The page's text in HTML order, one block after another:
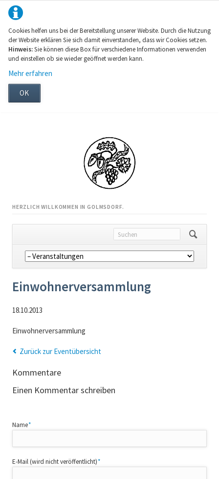
Cookies helfen uns bei der Bereitstellung unserer Website. Durch die Nutzung
der Website erklären Sie sich damit einverstanden, dass wir Cookies setzen.
Hinweis:Sie können diese Box für verschiedene Informationen verwenden
und einstellen ob sie wieder geöffnet werden kann.
Mehr erfahren
OK
HERZLICH WILLKOMMEN IN GOLMSDORF.
Navigation
überspringen
Einwohnerversammlung
18.10.2013
Einwohnerversammlung
Zurück zur Eventübersicht
Kommentare
Einen Kommentar schreiben
Pflichtfeld
Name*
Pflichtfeld
E-Mail (wird nicht veröffentlicht)*